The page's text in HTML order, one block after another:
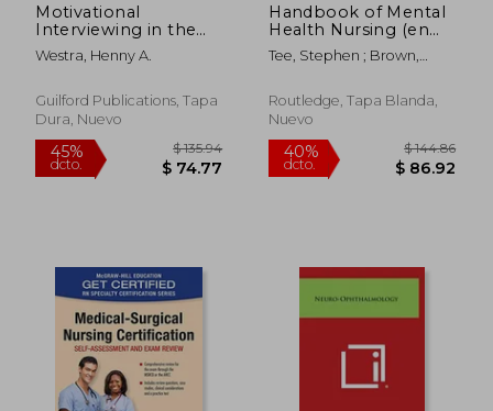
45% $ 117.57 40% $
Motivational
Interviewing in the
Treatment of Anxiety
(en Inglés)
Westra, Henny A.
Guilford Publications, Tapa
Dura, Nuevo
Handbook of Mental
Health Nursing (en
Inglés)
Tee, Stephen ; Brown,
Routledge, Tapa Blanda,
Nuevo